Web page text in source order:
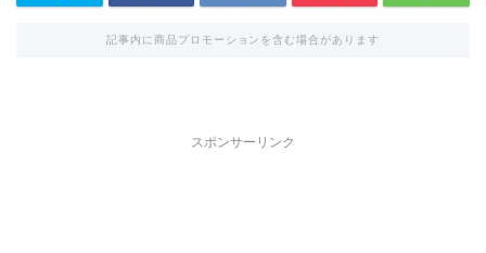
記事内に商品プロモーションを含む場合があります
スポンサーリンク